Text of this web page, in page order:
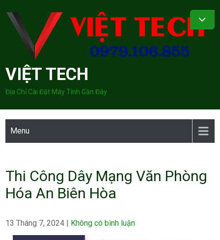
content
VIỆT TECH
Địa Chỉ Cài Đặt Máy Tính Gần Đây
Menu
Thi Công Dây Mạng Văn Phòng
Hóa An Biên Hòa
13 Tháng 7, 2024 | Không có bình luận